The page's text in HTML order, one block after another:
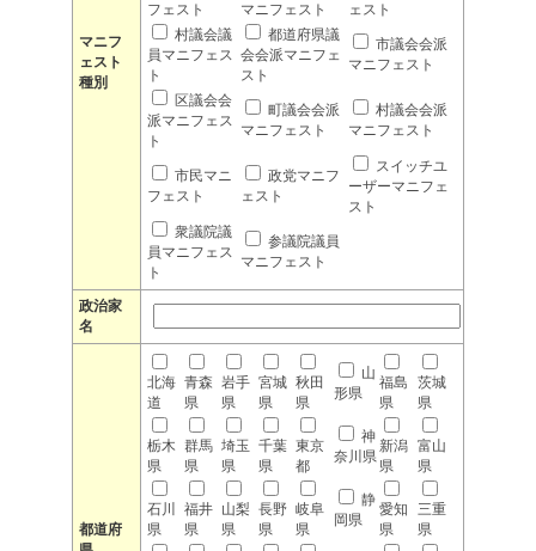
マニフ
ェスト
種別
フェスト
マニフェスト
ェスト
村議会議
員マニフェス
ト
都道府県議
会会派マニフェ
スト
市議会会派
マニフェスト
区議会会
派マニフェス
ト
町議会会派
マニフェスト
村議会会派
マニフェスト
市民マニ
フェスト
政党マニフ
ェスト
スイッチユ
ーザーマニフェ
スト
衆議院議
員マニフェス
ト
参議院議員
マニフェスト
政治家
名
都道府
北海
道
青森
県
岩手
県
宮城
県
秋田
県
山
形県
福島
県
茨城
県
栃木
県
群馬
県
埼玉
県
千葉
県
東京
都
神
奈川県
新潟
県
富山
県
石川
県
福井
県
山梨
県
長野
県
岐阜
県
静
岡県
愛知
県
三重
県